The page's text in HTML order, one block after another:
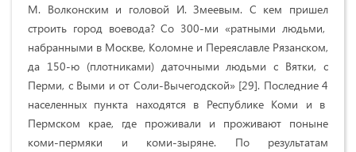
М. Волконским и головой И. Змеевым. С кем пришел
строить город воевода? Со 300-ми «ратными людьми,
набранными в Москве, Коломне и Переяславле Рязанском,
да 150-ю (плотниками) даточными людьми с Вятки, с
Перми, с Выми и от Соли-Вычегодской» [29]. Последние 4
населенных пункта находятся в Республике Коми и в
Пермском крае, где проживали и проживают поныне
коми-пермяки и коми-зыряне. По результатам